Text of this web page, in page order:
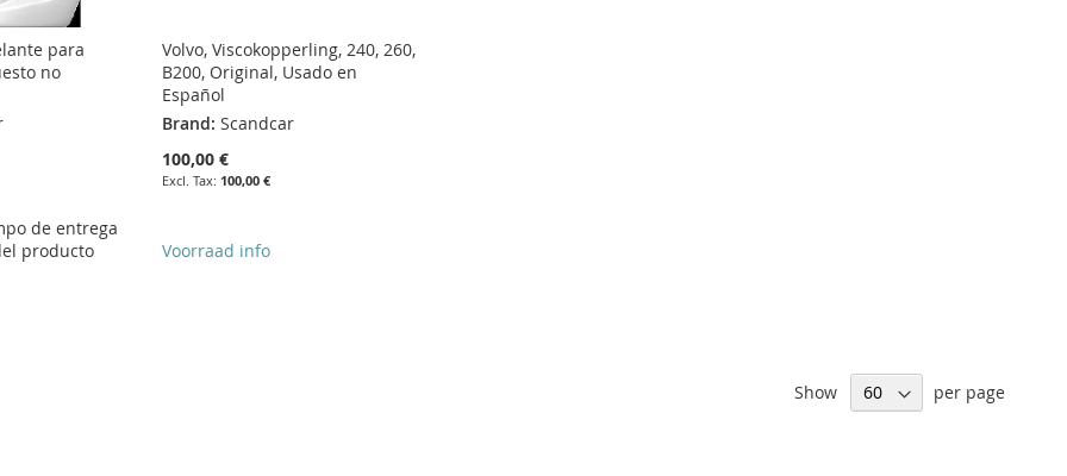
para
no
de entrega
producto
Volvo, Viscokopperling, 240, 260,
B200, Original, Usado en
Español
Brand: Scandcar
100,00 €
100,00 €
Voorraad info
Show per page